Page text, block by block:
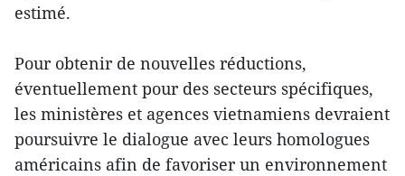
estimé.
Pour obtenir de nouvelles réductions,
éventuellement pour des secteurs spécifiques,
les ministères et agences vietnamiens devraient
poursuivre le dialogue avec leurs homologues
américains afin de favoriser un environnement